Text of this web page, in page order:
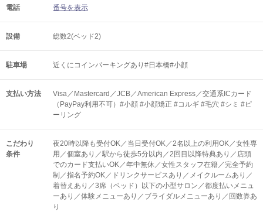
電話 番号を表示
設備 総数2(ベッド2)
駐車場 近くにコインパーキングあり#日本橋#小顔
支払い方法
Visa／Mastercard／JCB／American Express／交通系ICカード
（PayPay利用不可）#小顔 #小顔矯正 #コルギ #毛穴 #シミ #ピ
ーリング
こだわり
条件
夜20時以降も受付OK／当日受付OK／2名以上の利用OK／女性専
用／個室あり／駅から徒歩5分以内／2回目以降特典あり／店頭
でのカード支払いOK／年中無休／女性スタッフ在籍／完全予約
制／指名予約OK／ドリンクサービスあり／メイクルームあり／
着替えあり／3席（ベッド）以下の小型サロン／都度払いメニュ
ーあり／体験メニューあり／ブライダルメニューあり／回数券あ
り